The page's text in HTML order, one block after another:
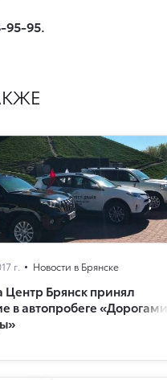
95-95.
г. Новости в Брянске
Центр Брянск принял
в автопробеге «Дорогами